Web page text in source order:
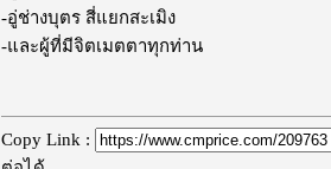
-อู่ช่างบุตร สี่แยกสะเมิง
-และผู้ที่มีจิตเมตตาทุกท่าน
Copy Link :